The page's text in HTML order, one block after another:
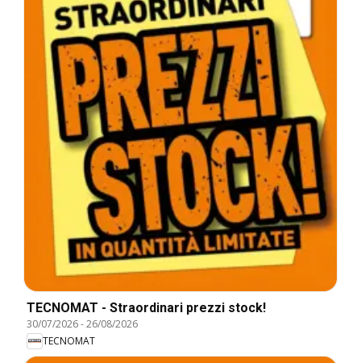
TECNOMAT - Straordinari prezzi stock!
30/07/2026-26/08/2026
TECNOMAT